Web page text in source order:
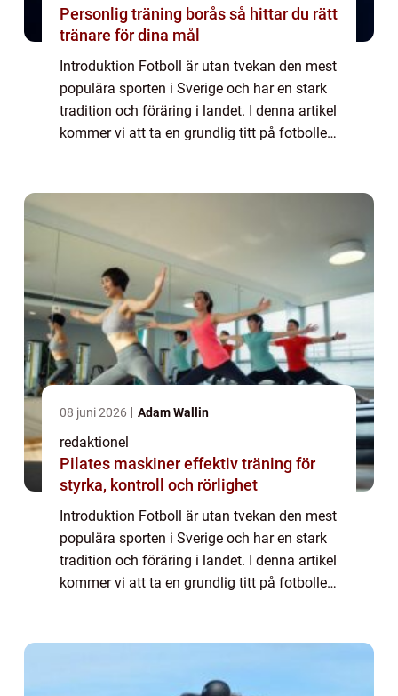
Personlig träning borås så hittar du rätt
tränare för dina mål
Introduktion Fotboll är utan tvekan den mest
populära sporten i Sverige och har en stark
tradition och föräring i landet. I denna artikel
kommer vi att ta en grundlig titt på fotbollen
08 juni 2026 Adam Wallin
redaktionel
Pilates maskiner effektiv träning för
styrka, kontroll och rörlighet
Introduktion Fotboll är utan tvekan den mest
populära sporten i Sverige och har en stark
tradition och föräring i landet. I denna artikel
kommer vi att ta en grundlig titt på fotbollen